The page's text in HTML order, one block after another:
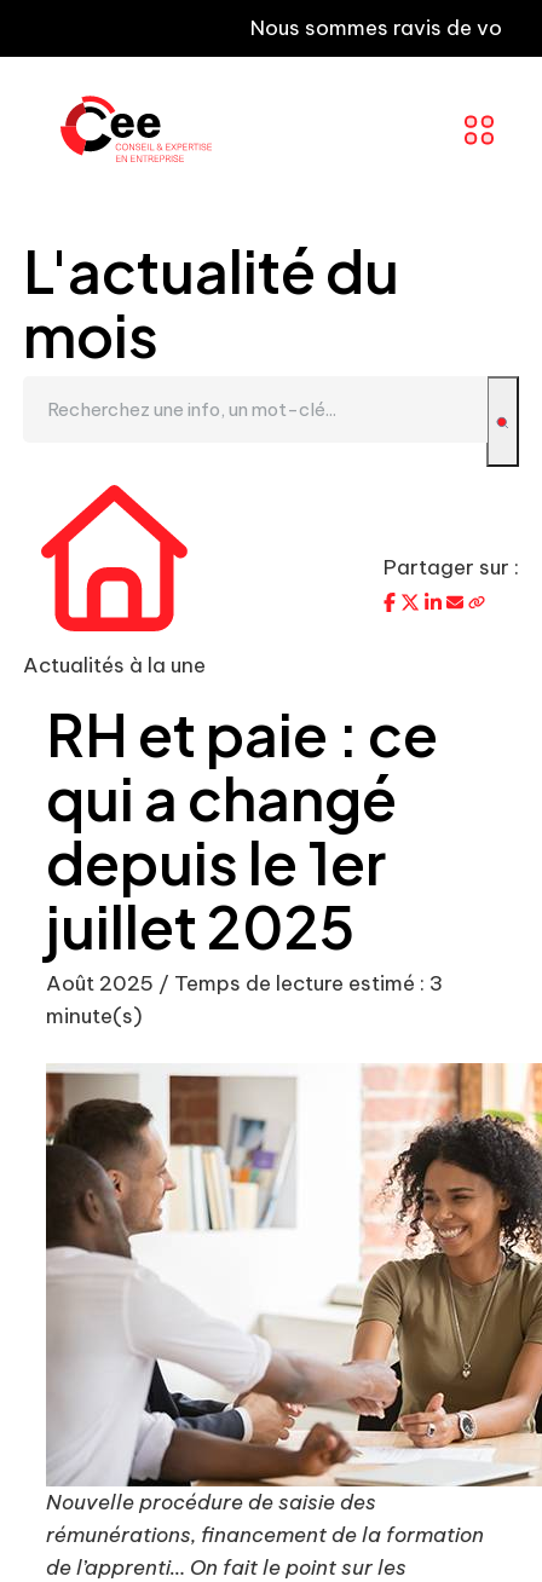
Nous sommes ravis de vous
L'actualité du
mois
Actualités à la une
Partager sur :
RH et paie : ce
qui a changé
depuis le 1er
juillet 2025
Août 2025 / Temps de lecture estimé : 3
minute(s)
Nouvelle procédure de saisie des
rémunérations, financement de la formation
de l’apprenti… On fait le point sur les